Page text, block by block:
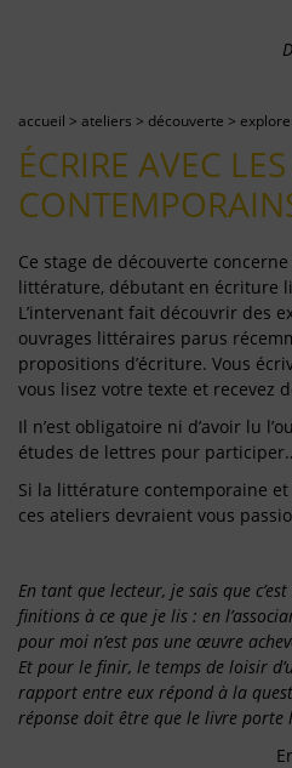
accueil > ateliers > découverte >
ÉCRIRE AVEC
Ce stage de découverte
littérature, débutant en écriture
L’intervenant fait découvrir des
ouvrages littéraires parus
propositions d’écriture. Vous
vous lisez votre texte et recevez
Il n’est obligatoire ni d’avoir lu
études de lettres pour
Si la littérature contemporaine
ces ateliers devraient vous
En tant que lecteur, je sais que
finitions à ce que je lis : en
pour moi n’est pas une œuvre
Et pour le finir, le temps de loisir
rapport entre eux répond à la
réponse doit être que le livre porte